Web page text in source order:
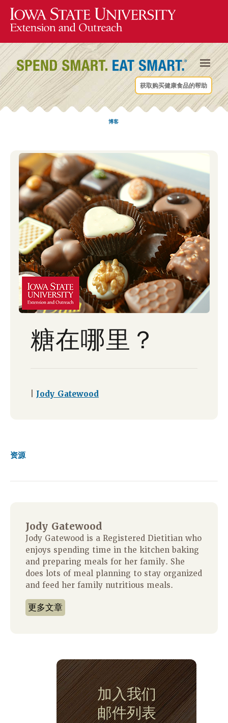
获取购买健康食品的帮助
博客
糖在哪里？
Jody Gatewood
资源
Jody Gatewood
Jody Gatewood is a Registered Dietitian who
enjoys spending time in the kitchen baking
and preparing meals for her family. She
does lots of meal planning to stay organized
and feed her family nutritious meals.
更多文章
加入我们
邮件列表